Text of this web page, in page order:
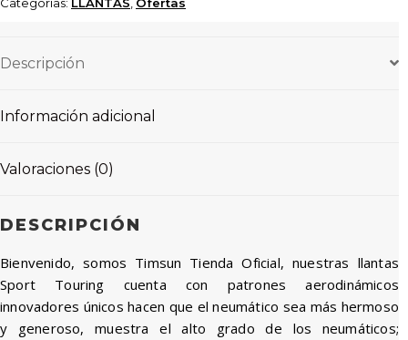
Descripción
Información adicional
Valoraciones (0)
DESCRIPCIÓN
Bienvenido, somos Timsun Tienda Oficial, nuestras llantas
Sport Touring cuenta con patrones aerodinámicos
innovadores únicos hacen que el neumático sea más hermoso
y generoso, muestra el alto grado de los neumáticos;